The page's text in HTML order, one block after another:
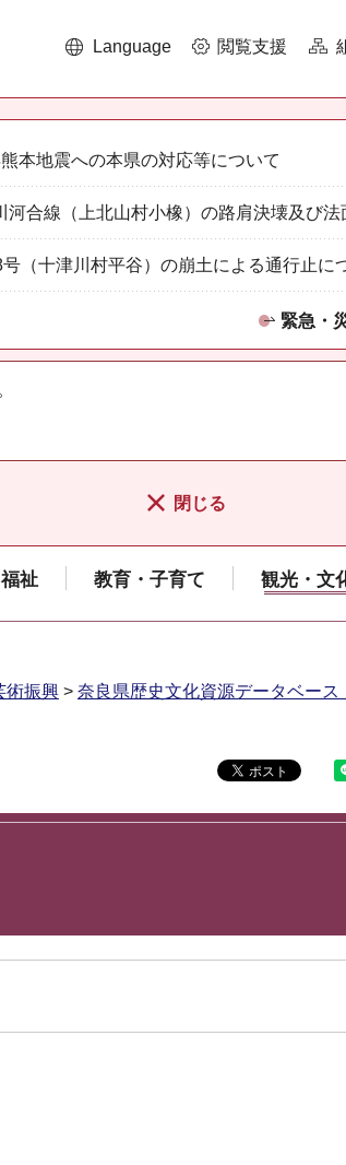
Language 閲覧支援
本地震への本県の対応等について
河合線（上北山村小橡）の路肩決壊及び
号（十津川村平谷）の崩土による通行止に
緊急・
閉じる
祉 教育・子育て 観光・文
術振興 > 奈良県歴史文化資源データベース